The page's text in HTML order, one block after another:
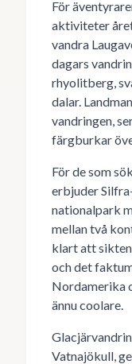
För
aktiviteter
vandra
dagars
rhyolitberg,
dalar.
vandringen,
färgburkar
För de som
erbjuder
nationalpark
mellan två
klart att
och det
Nordamerika
ännu coolare.
Vatnajökull,